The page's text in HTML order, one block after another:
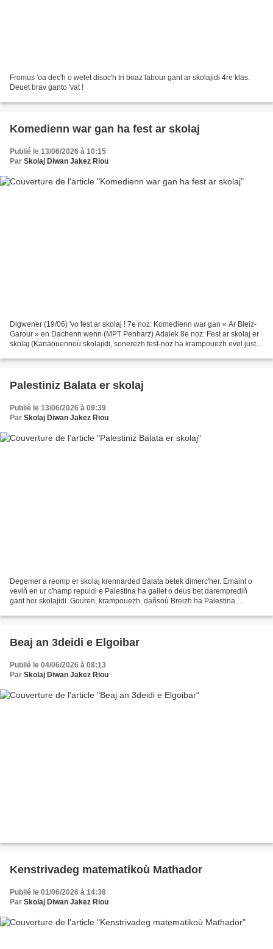
Fromus 'oa dec'h o welet disoc'h tri boaz labour gant ar skolajidi 4re klas.
Deuet brav ganto 'vat !
Komedienn war gan ha fest ar skolaj
Publié le 13/06/2026 à 10:15
Par Skolaj Diwan Jakez Riou
Digwener (19/06) 'vo fest ar skolaj ! 7e noz: Komedienn war gan « Ar Bleiz-
Garour » en Dachenn wenn (MPT Penharz) Adalek 8e noz: Fest ar skolaj er
skolaj (Kanaouennoù skolajidi, sonerezh fest-noz ha krampouezh evel just !
Palestiniz Balata er skolaj
Publié le 13/06/2026 à 09:39
Par Skolaj Diwan Jakez Riou
Degemer a reomp er skolaj krennarded Balata betek dimerc'her. Emaint o
veviñ en ur c'hamp repuidi e Palestina ha gallet o deus bet daremprediñ
gant hor skolajidi. Gouren, krampouezh, dañsoù Breizh ha Palestina.
Beaj an 3deidi e Elgoibar
Publié le 04/06/2026 à 08:13
Par Skolaj Diwan Jakez Riou
Kenstrivadeg matematikoù Mathador
Publié le 01/06/2026 à 14:38
Par Skolaj Diwan Jakez Riou